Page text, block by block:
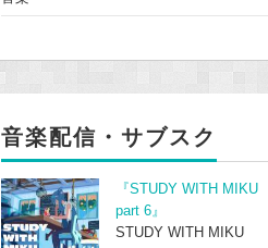
音楽配信・サブスク
『STUDY WITH MIKU
part 6』
STUDY WITH MIKU